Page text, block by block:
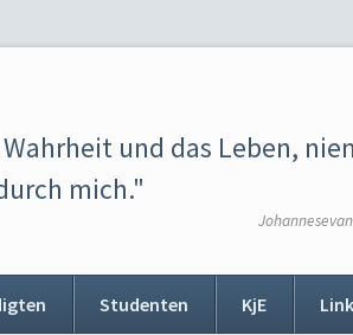
und das Leben,
mich."
Studenten KjE